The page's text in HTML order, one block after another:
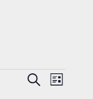
SucheListe